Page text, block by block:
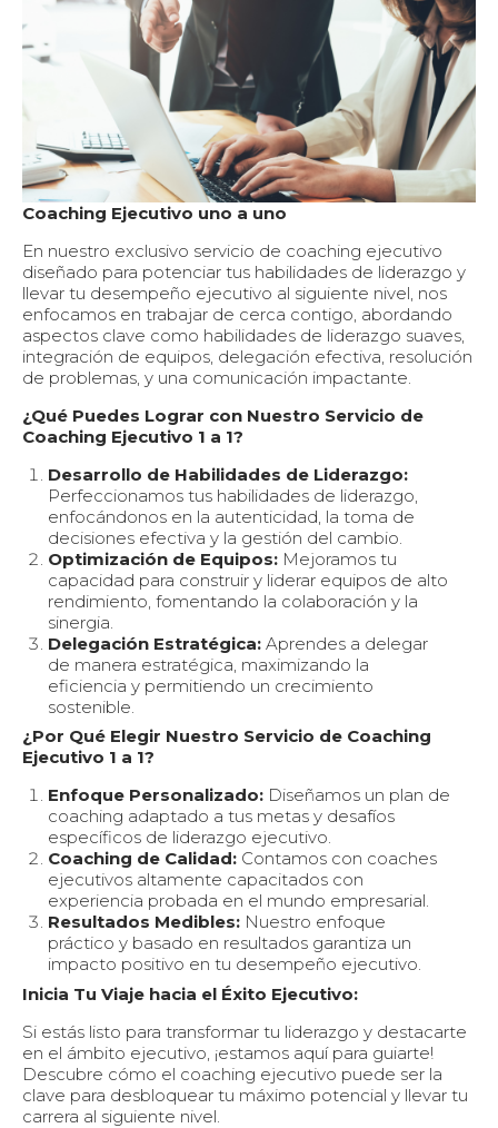
Coaching Ejecutivo uno a uno
En nuestro exclusivo servicio de coaching ejecutivo
diseñado para potenciar tus habilidades de liderazgo y
llevar tu desempeño ejecutivo al siguiente nivel, nos
enfocamos en trabajar de cerca contigo, abordando
aspectos clave como habilidades de liderazgo suaves,
integración de equipos, delegación efectiva, resolución
de problemas, y una comunicación impactante.
¿Qué Puedes Lograr con Nuestro Servicio de
Coaching Ejecutivo 1 a 1?
Desarrollo de Habilidades de Liderazgo:
Perfeccionamos tus habilidades de liderazgo,
enfocándonos en la autenticidad, la toma de
decisiones efectiva y la gestión del cambio.
Optimización de Equipos:Mejoramos tu
capacidad para construir y liderar equipos de alto
rendimiento, fomentando la colaboración y la
sinergia.
Delegación Estratégica:Aprendes a delegar
de manera estratégica, maximizando la
eficiencia y permitiendo un crecimiento
sostenible.
¿Por Qué Elegir Nuestro Servicio de Coaching
Ejecutivo 1 a 1?
Enfoque Personalizado:Diseñamos un plan de
coaching adaptado a tus metas y desafíos
específicos de liderazgo ejecutivo.
Coaching de Calidad:Contamos con coaches
ejecutivos altamente capacitados con
experiencia probada en el mundo empresarial.
Resultados Medibles:Nuestro enfoque
práctico y basado en resultados garantiza un
impacto positivo en tu desempeño ejecutivo.
Inicia Tu Viaje hacia el Éxito Ejecutivo:
Si estás listo para transformar tu liderazgo y destacarte
en el ámbito ejecutivo, ¡estamos aquí para guiarte!
Descubre cómo el coaching ejecutivo puede ser la
clave para desbloquear tu máximo potencial y llevar tu
carrera al siguiente nivel.